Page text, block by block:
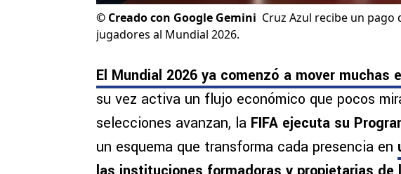
© Creado con Google Gemini Cruz Azul recibe un pago
jugadores al Mundial 2026.
El Mundial 2026 ya comenzó a mover muchas
su vez activa un flujo económico que pocos
selecciones avanzan, la FIFA ejecuta su
un esquema que transforma cada presencia en